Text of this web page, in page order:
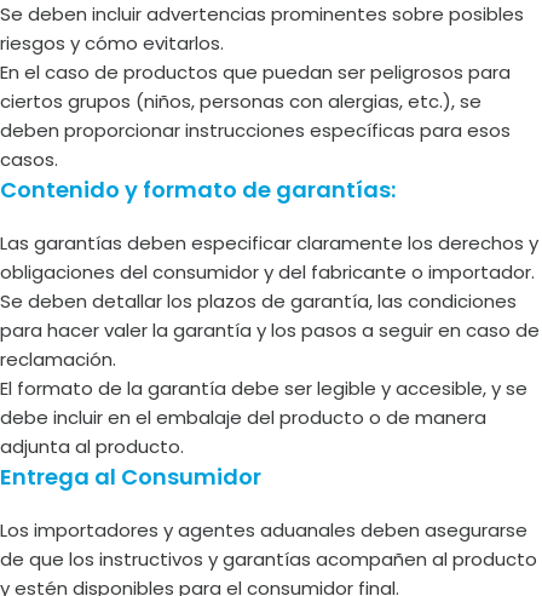
Se deben incluir advertencias prominentes sobre posibles
riesgos y cómo evitarlos.
En el caso de productos que puedan ser peligrosos para
ciertos grupos (niños, personas con alergias, etc.), se
deben proporcionar instrucciones específicas para esos
casos.
Contenido y formato de garantías:
Las garantías deben especificar claramente los derechos y
obligaciones del consumidor y del fabricante o importador.
Se deben detallar los plazos de garantía, las condiciones
para hacer valer la garantía y los pasos a seguir en caso de
reclamación.
El formato de la garantía debe ser legible y accesible, y se
debe incluir en el embalaje del producto o de manera
adjunta al producto.
Entrega al Consumidor
Los importadores y agentes aduanales deben asegurarse
de que los instructivos y garantías acompañen al producto
y estén disponibles para el consumidor final.